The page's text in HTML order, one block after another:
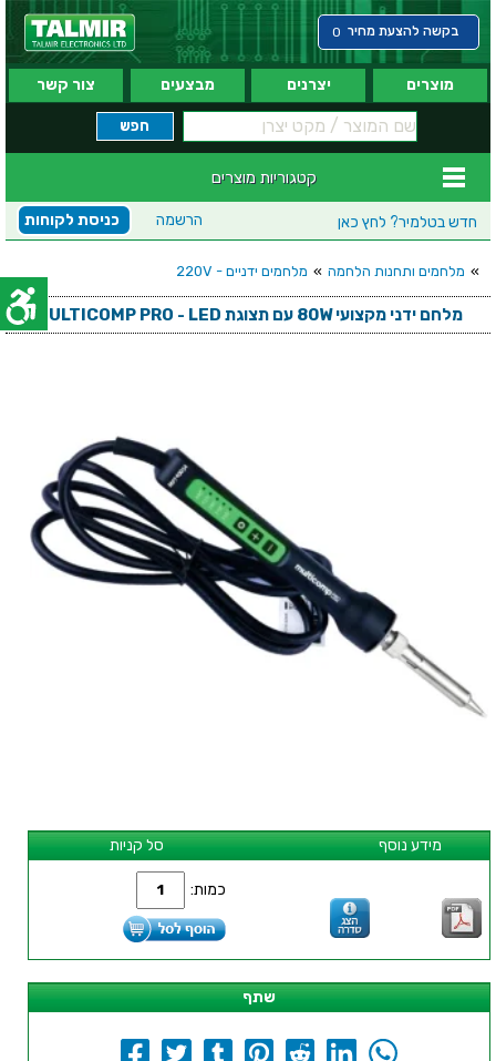
בקשה להצעת מחיר 0
מוצרים יצרנים מבצעים צור קשר
קטגוריות מוצרים
חדש בטלמיר? לחץ כאן כניסת לקוחות הרשמה
» מלחמים ותחנות הלחמה » מלחמים ידניים - 220V
מלחם ידני מקצועי 80W עם תצוגת MULTICOMP PRO - LED
סל קניות מידע נוסף
כמות:
שתף